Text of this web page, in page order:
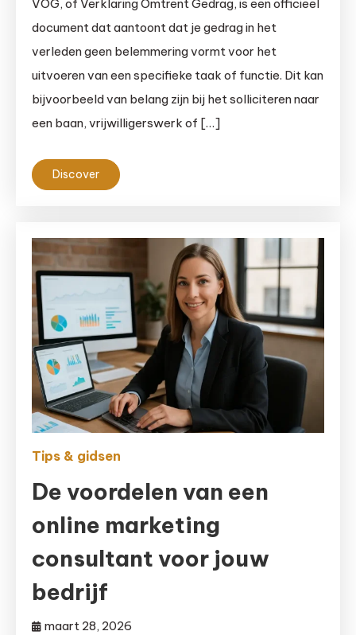
VOG, of Verklaring Omtrent Gedrag, is een officieel
document dat aantoont dat je gedrag in het
verleden geen belemmering vormt voor het
uitvoeren van een specifieke taak of functie. Dit kan
bijvoorbeeld van belang zijn bij het solliciteren naar
een baan, vrijwilligerswerk of […]
Discover
Tips & gidsen
De voordelen van een
online marketing
consultant voor jouw
bedrijf
maart 28, 2026